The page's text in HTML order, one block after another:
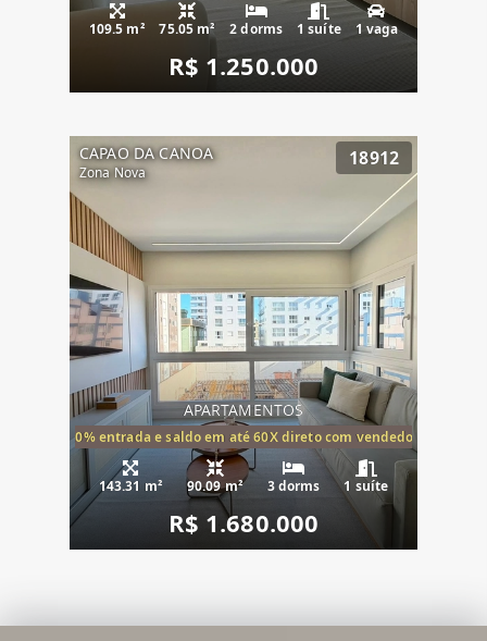
109.5 m² 75.05 m² 2 dorms 1 suíte 1 vaga
R$ 1.250.000
CAPAO DA CANOA
Zona Nova
18912
APARTAMENTOS
20% entrada e saldo em até 60X direto com vendedor
143.31 m² 90.09 m² 3 dorms 1 suíte
R$ 1.680.000